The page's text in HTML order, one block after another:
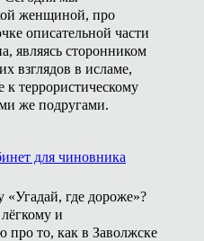
женщиной, про
описательной части
являясь сторонником
взглядов в исламе,
к террористическому
же подругами.
для чиновника
«Угадай, где дороже»?
и
то, как в Заволжске